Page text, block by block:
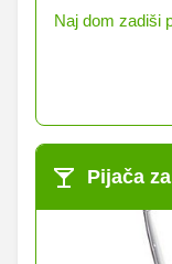
Naj dom zadiši
Pijača